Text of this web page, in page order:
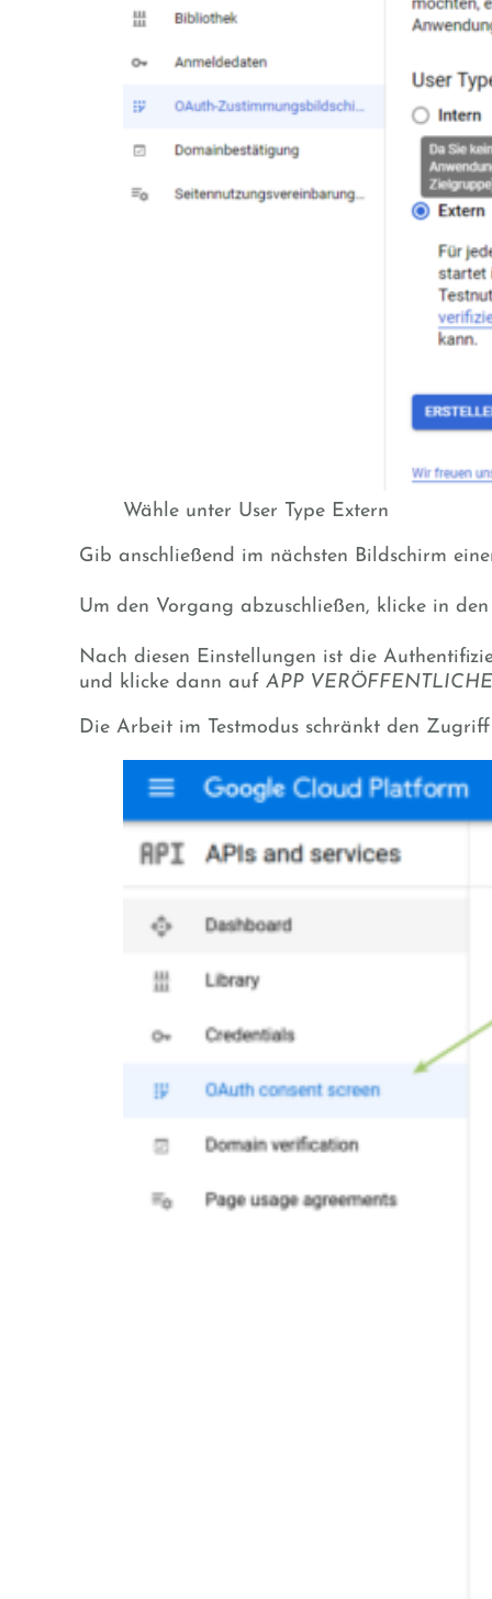
Wähle unter User Type Extern
Gib anschließend im nächsten Bildschirm
Um den Vorgang abzuschließen, klicke in
Nach diesen Einstellungen ist die
und klicke dann auf APP
Die Arbeit im Testmodus schränkt den